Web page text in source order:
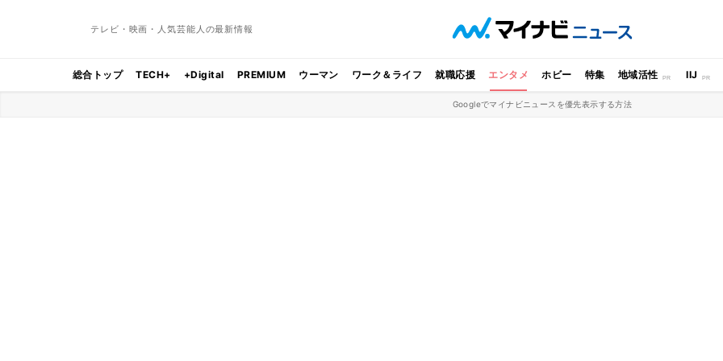
テレビ・映画・人気芸能人の最新情報
総合トップ TECH+ +Digital PREMIUM ウーマン ワーク＆ライフ 就職応援 エンタメ ホビー 特集 地域活性 IIJ
Googleでマイナビニュースを優先表示する方法